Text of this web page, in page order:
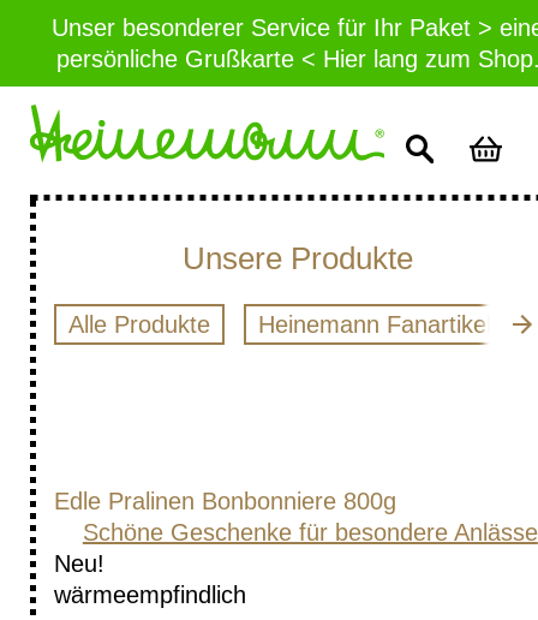
Unser besonderer Service für Ihr Paket >
persönliche Grußkarte < Hier lang zum
Unsere Produkte
Alle Produkte Heinemann Fanartikel
Edle Pralinen Bonbonniere 800g
Schöne Geschenke für besondere Anlässe
Neu!
wärme­empfindlich